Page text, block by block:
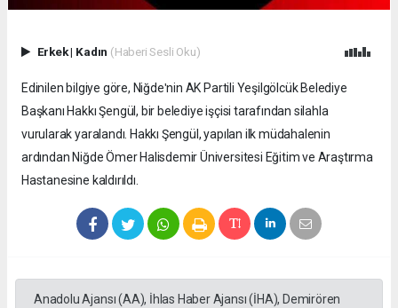
Erkek| Kadın (Haberi Sesli Oku)
Edinilen bilgiye göre, Niğdeʹnin AK Partili Yeşilgölcük Belediye
Başkanı Hakkı Şengül, bir belediye işçisi tarafından silahla
vurularak yaralandı. Hakkı Şengül, yapılan ilk müdahalenin
ardından Niğde Ömer Halisdemir Üniversitesi Eğitim ve Araştırma
Hastanesine kaldırıldı.
Anadolu Ajansı (AA), İhlas Haber Ajansı (İHA), Demirören